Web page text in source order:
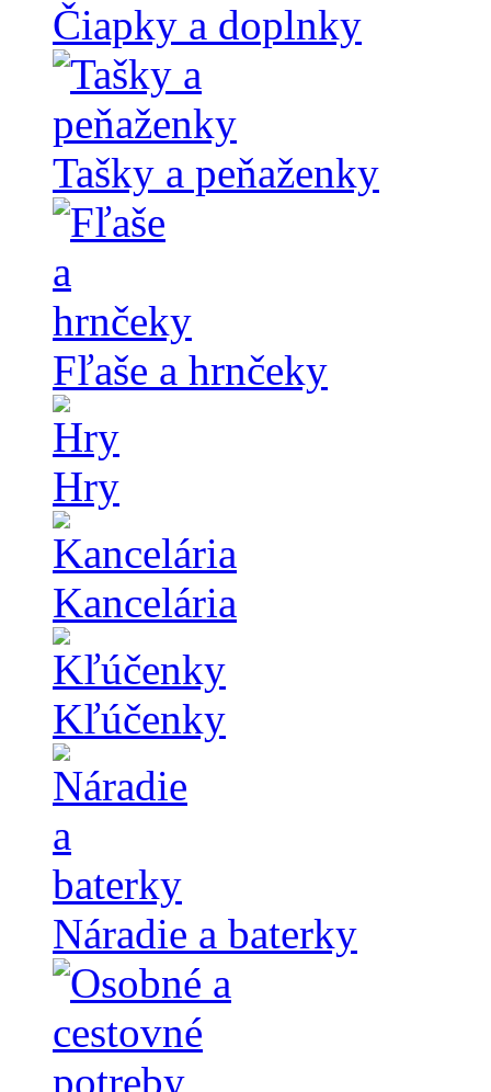
Čiapky a doplnky
Tašky a peňaženky
Fľaše a hrnčeky
Hry
Kancelária
Kľúčenky
Náradie a baterky